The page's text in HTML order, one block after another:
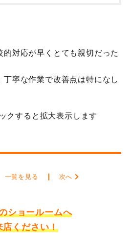
的対応が早くとても親切だった
丁寧な作業で改善点は特になし
クすると拡大表示します
一覧を見る 次へ
ショールームへ
店ください！